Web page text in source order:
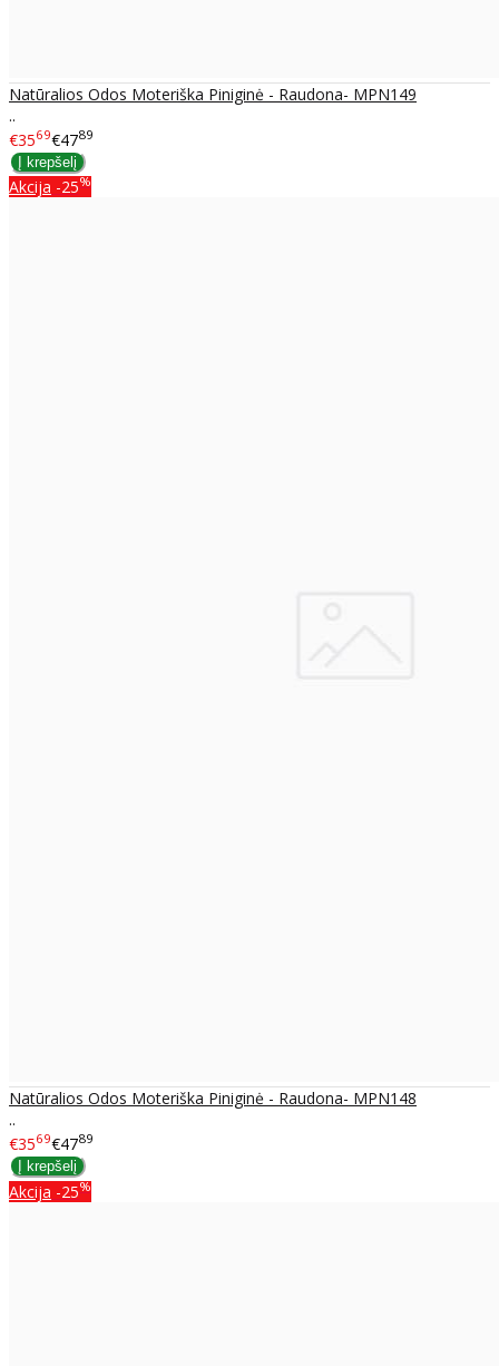
Natūralios Odos Moteriška Piniginė - Raudona- MPN149
..
€3569€4789
Akcija -25%
Natūralios Odos Moteriška Piniginė - Raudona- MPN148
..
€3569€4789
Akcija -25%